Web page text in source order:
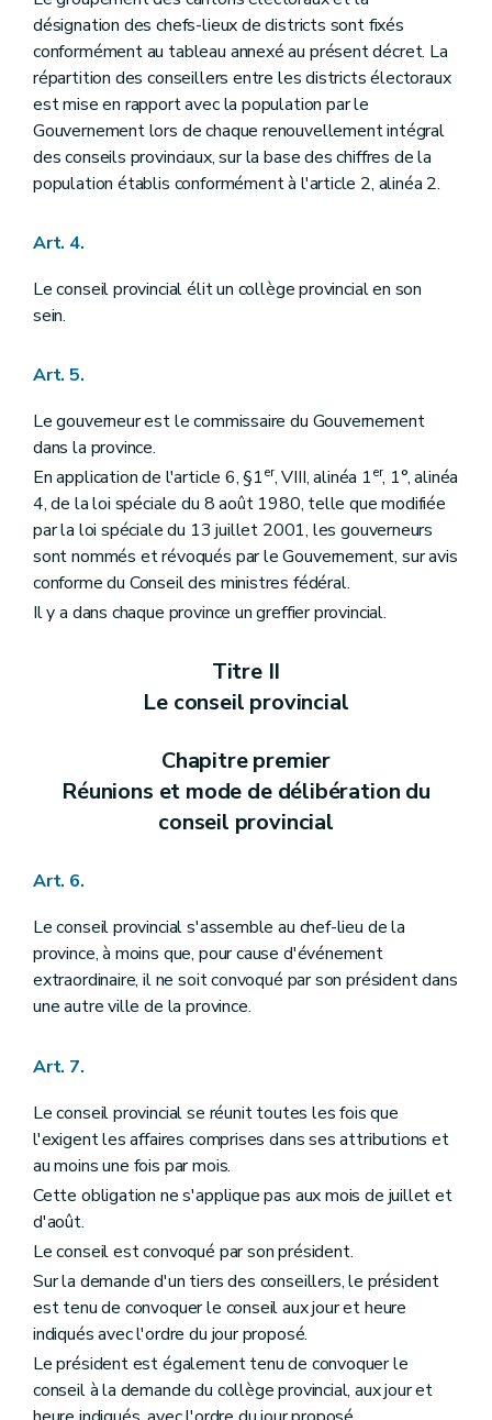
Art. 84
Titre V Les régies provinciales, les régies provinciales autonomes et les participations provinciales dans les intercommunales, les A.S.B.L. et autres associations
Chapitre premier Les régies provinciales
Art. 85
Art. 87
Chapitre II Les régies provinciales autonomes
Art. 88
Art. 89
Art. 94
Art. 95
Art. 98
Art. 99
Titre VI Les règlements et ordonnances du conseil provincial ou du collège provincial
Art. 100
Art. 101
Titre VII Le greffier provincial
Art. 102
Art. 103
Art. 104
Art. 105
Le gouverneur
Chapitre premier Le gouverneur dans ses rapports avec le conseil ou le collège provincial
Dispositions générales concernant le gouverneur
Art. 110
Art. 111
Art. 112
Titre X
Titre XI La consultation populaire provinciale
Art. 115
Art. 116
Art. 117
Art. 118
Art. 120
Art. 121
Art. 123
Art. 124
Art. 125
Titre XII De l'assurance en responsabilité civile des provinces
Art. 127
Titre XIII Dispositions particulières
Art. 128
Titre XIV Dispositions modificatives
Art. 129
Art. 130
Art. 131
Art. 132
Art. 133
Titre XV
Dispositions transitoires
désignation des chefs-lieux de districts sont fixés
conformément au tableau annexé au présent décret. La
répartition des conseillers entre les districts électoraux
est mise en rapport avec la population par le
Gouvernement lors de chaque renouvellement intégral
des conseils provinciaux, sur la base des chiffres de la
population établis conformément à l'article 2, alinéa 2.
Art. 4.
Le conseil provincial élit un collège provincial en son
sein.
Art. 5.
Le gouverneur est le commissaire du Gouvernement
dans la province.
En application de l'article 6, §1er, VIII, alinéa 1er, 1°, alinéa
4, de la loi spéciale du 8 août 1980, telle que modifiée
par la loi spéciale du 13 juillet 2001, les gouverneurs
sont nommés et révoqués par le Gouvernement, sur avis
conforme du Conseil des ministres fédéral.
Il y a dans chaque province un greffier provincial.
Titre II
Le conseil provincial
Chapitre premier
Réunions et mode de délibération du
conseil provincial
Art. 6.
Le conseil provincial s'assemble au chef-lieu de la
province, à moins que, pour cause d'événement
extraordinaire, il ne soit convoqué par son président dans
une autre ville de la province.
Art. 7.
Le conseil provincial se réunit toutes les fois que
l'exigent les affaires comprises dans ses attributions et
au moins une fois par mois.
Cette obligation ne s'applique pas aux mois de juillet et
d'août.
Le conseil est convoqué par son président.
Sur la demande d'un tiers des conseillers, le président
est tenu de convoquer le conseil aux jour et heure
indiqués avec l'ordre du jour proposé.
Le président est également tenu de convoquer le
conseil à la demande du collège provincial, aux jour et